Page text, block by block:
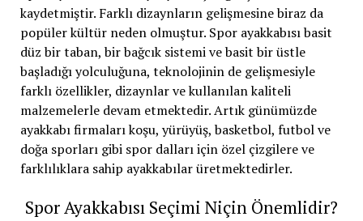
kaydetmiştir. Farklı dizaynların gelişmesine biraz da
popüler kültür neden olmuştur. Spor ayakkabısı basit
düz bir taban, bir bağcık sistemi ve basit bir üstle
başladığı yolculuğuna, teknolojinin de gelişmesiyle
farklı özellikler, dizaynlar ve kullanılan kaliteli
malzemelerle devam etmektedir. Artık günümüzde
ayakkabı firmaları koşu, yürüyüş, basketbol, futbol ve
doğa sporları gibi spor dalları için özel çizgilere ve
farklılıklara sahip ayakkabılar üretmektedirler.
Spor Ayakkabısı Seçimi Niçin Önemlidir?